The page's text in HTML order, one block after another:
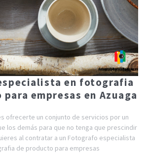
en fotografia
empresas en Azuaga
ofrecerte un conjunto de servicios por un
los demás para que no tenga que prescindir
al contratar a un Fotografo especialista
de producto para empresas